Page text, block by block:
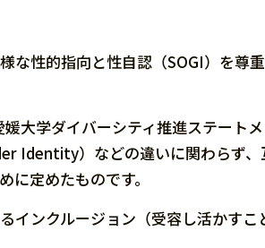
な性的指向と性自認（SOGI）を尊
大学ダイバーシティ推進ステート
Identity）などの違いに関わらず、
定めたものです。
インクルージョン（受容し活かす